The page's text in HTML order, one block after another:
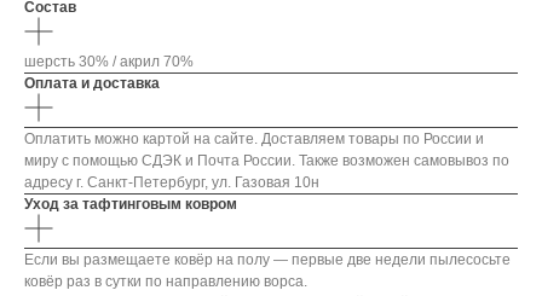
Состав
шерсть 30% / акрил 70%
Оплата и доставка
Оплатить можно картой на сайте. Доставляем товары по России и
миру с помощью СДЭК и Почта России. Также возможен самовывоз по
адресу г. Санкт-Петербург, ул. Газовая 10н
Уход за тафтинговым ковром
Если вы размещаете ковёр на полу — первые две недели пылесосьте
ковёр раз в сутки по направлению ворса.